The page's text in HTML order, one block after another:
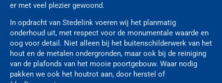
er met veel plezier gewoond.
In opdracht van Stedelink voeren wij het planmatig
onderhoud uit, met respect voor de monumentale waarde en
oog voor detail. Niet alleen bij het buitenschilderwerk van het
hout en de metalen ondergronden, maar ook bij de reiniging
van de plafonds van het mooie poortgebouw. Waar nodig
pakken we ook het houtrot aan, door herstel of